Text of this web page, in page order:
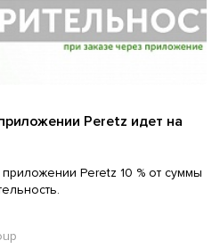
Peretz идет на
Peretz 10 % от суммы